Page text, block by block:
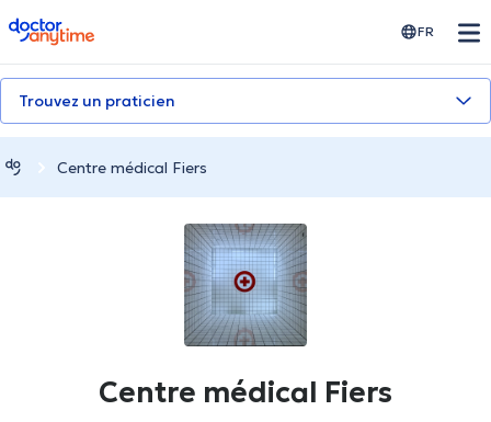
doctoranytime FR
Trouvez un praticien
Centre médical Fiers
Centre médical Fiers